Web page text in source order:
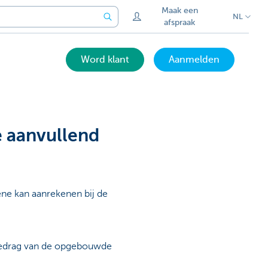
Maak een
afspraak
NL
Word klant Aanmelden
aanvullend
kan aanrekenen bij de
van de opgebouwde